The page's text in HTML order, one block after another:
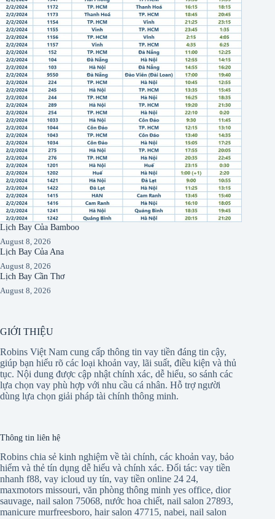
Lịch Bay Của Bamboo
August 8, 2026
Lịch Bay Của Ana
August 8, 2026
Lịch Bay Cần Thơ
August 8, 2026
GIỚI THIỆU
Robins Việt Nam cung cấp thông tin vay tiền đáng tin cậy,
giúp bạn hiểu rõ các loại khoản vay, lãi suất, điều kiện và thủ
tục. Nội dung được cập nhật chính xác, dễ hiểu, so sánh các
lựa chọn vay phù hợp với nhu cầu cá nhân. Hỗ trợ người
dùng lựa chọn giải pháp tài chính thông minh.
Thông tin liên hệ
Robins chia sẻ kinh nghiệm về tài chính, các khoản vay, bảo
hiểm và thẻ tín dụng dễ hiểu và chính xác. Đối tác: vay tiền
nhanh f88, vay icloud uy tín, vay tiền online 24 24,
maxmotors missouri, văn phòng thông minh yes office, dior
sauvage, nail salon 75068, nước hoa chiết, nail salon 27893,
manicure murfreesboro, hair salon 47715, nabei, nail salon